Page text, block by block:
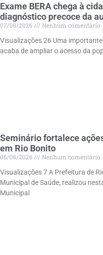
Exame BERA chega à
diagnóstico precoce da
07/08/2026
Nenhum comentário
Visualizações 26 Uma
acaba de ampliar o acesso da
Seminário fortalece
em Rio Bonito
06/08/2026
Nenhum comentário
Visualizações 7 A Prefeitura de
Municipal de Saúde, realizou
Municipal